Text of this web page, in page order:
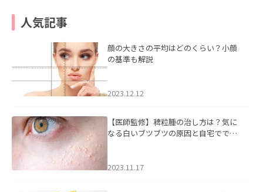
人気記事
顔の大きさの平均はどのくらい？小顔
の基準も解説
2023.12.12
【医師監修】稗粒腫の治し方は？気に
なる白いブツブツの原因と自宅ででき
2023.11.17